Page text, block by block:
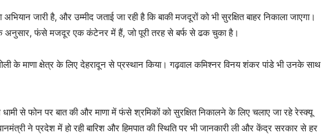
जारी है, और उम्मीद जताई जा रही है कि बाकी मजदूरों को भी सुरक्षित बाहर निकाला जाएगा।
अनुसार, फंसे मजदूर एक कंटेनर में हैं, जो पूरी तरह से बर्फ से ढक चुका है।
के माणा क्षेत्र के लिए देहरादून से प्रस्थान किया। गढ़वाल कमिश्नर विनय शंकर पांडे भी उनके साथ
धामी से फोन पर बात की और माणा में फंसे श्रमिकों को सुरक्षित निकालने के लिए चलाए जा रहे रेस्क्यू
ने प्रदेश में हो रही बारिश और हिमपात की स्थिति पर भी जानकारी ली और केंद्र सरकार से हर